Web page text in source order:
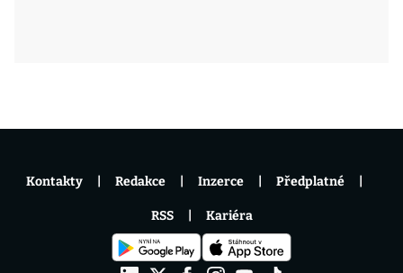
Kontakty Redakce Inzerce Předplatné
RSS Kariéra